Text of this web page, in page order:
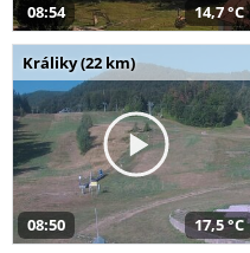
08:54 14,7 °C
Králiky (22 km)
08:50 17,5 °C